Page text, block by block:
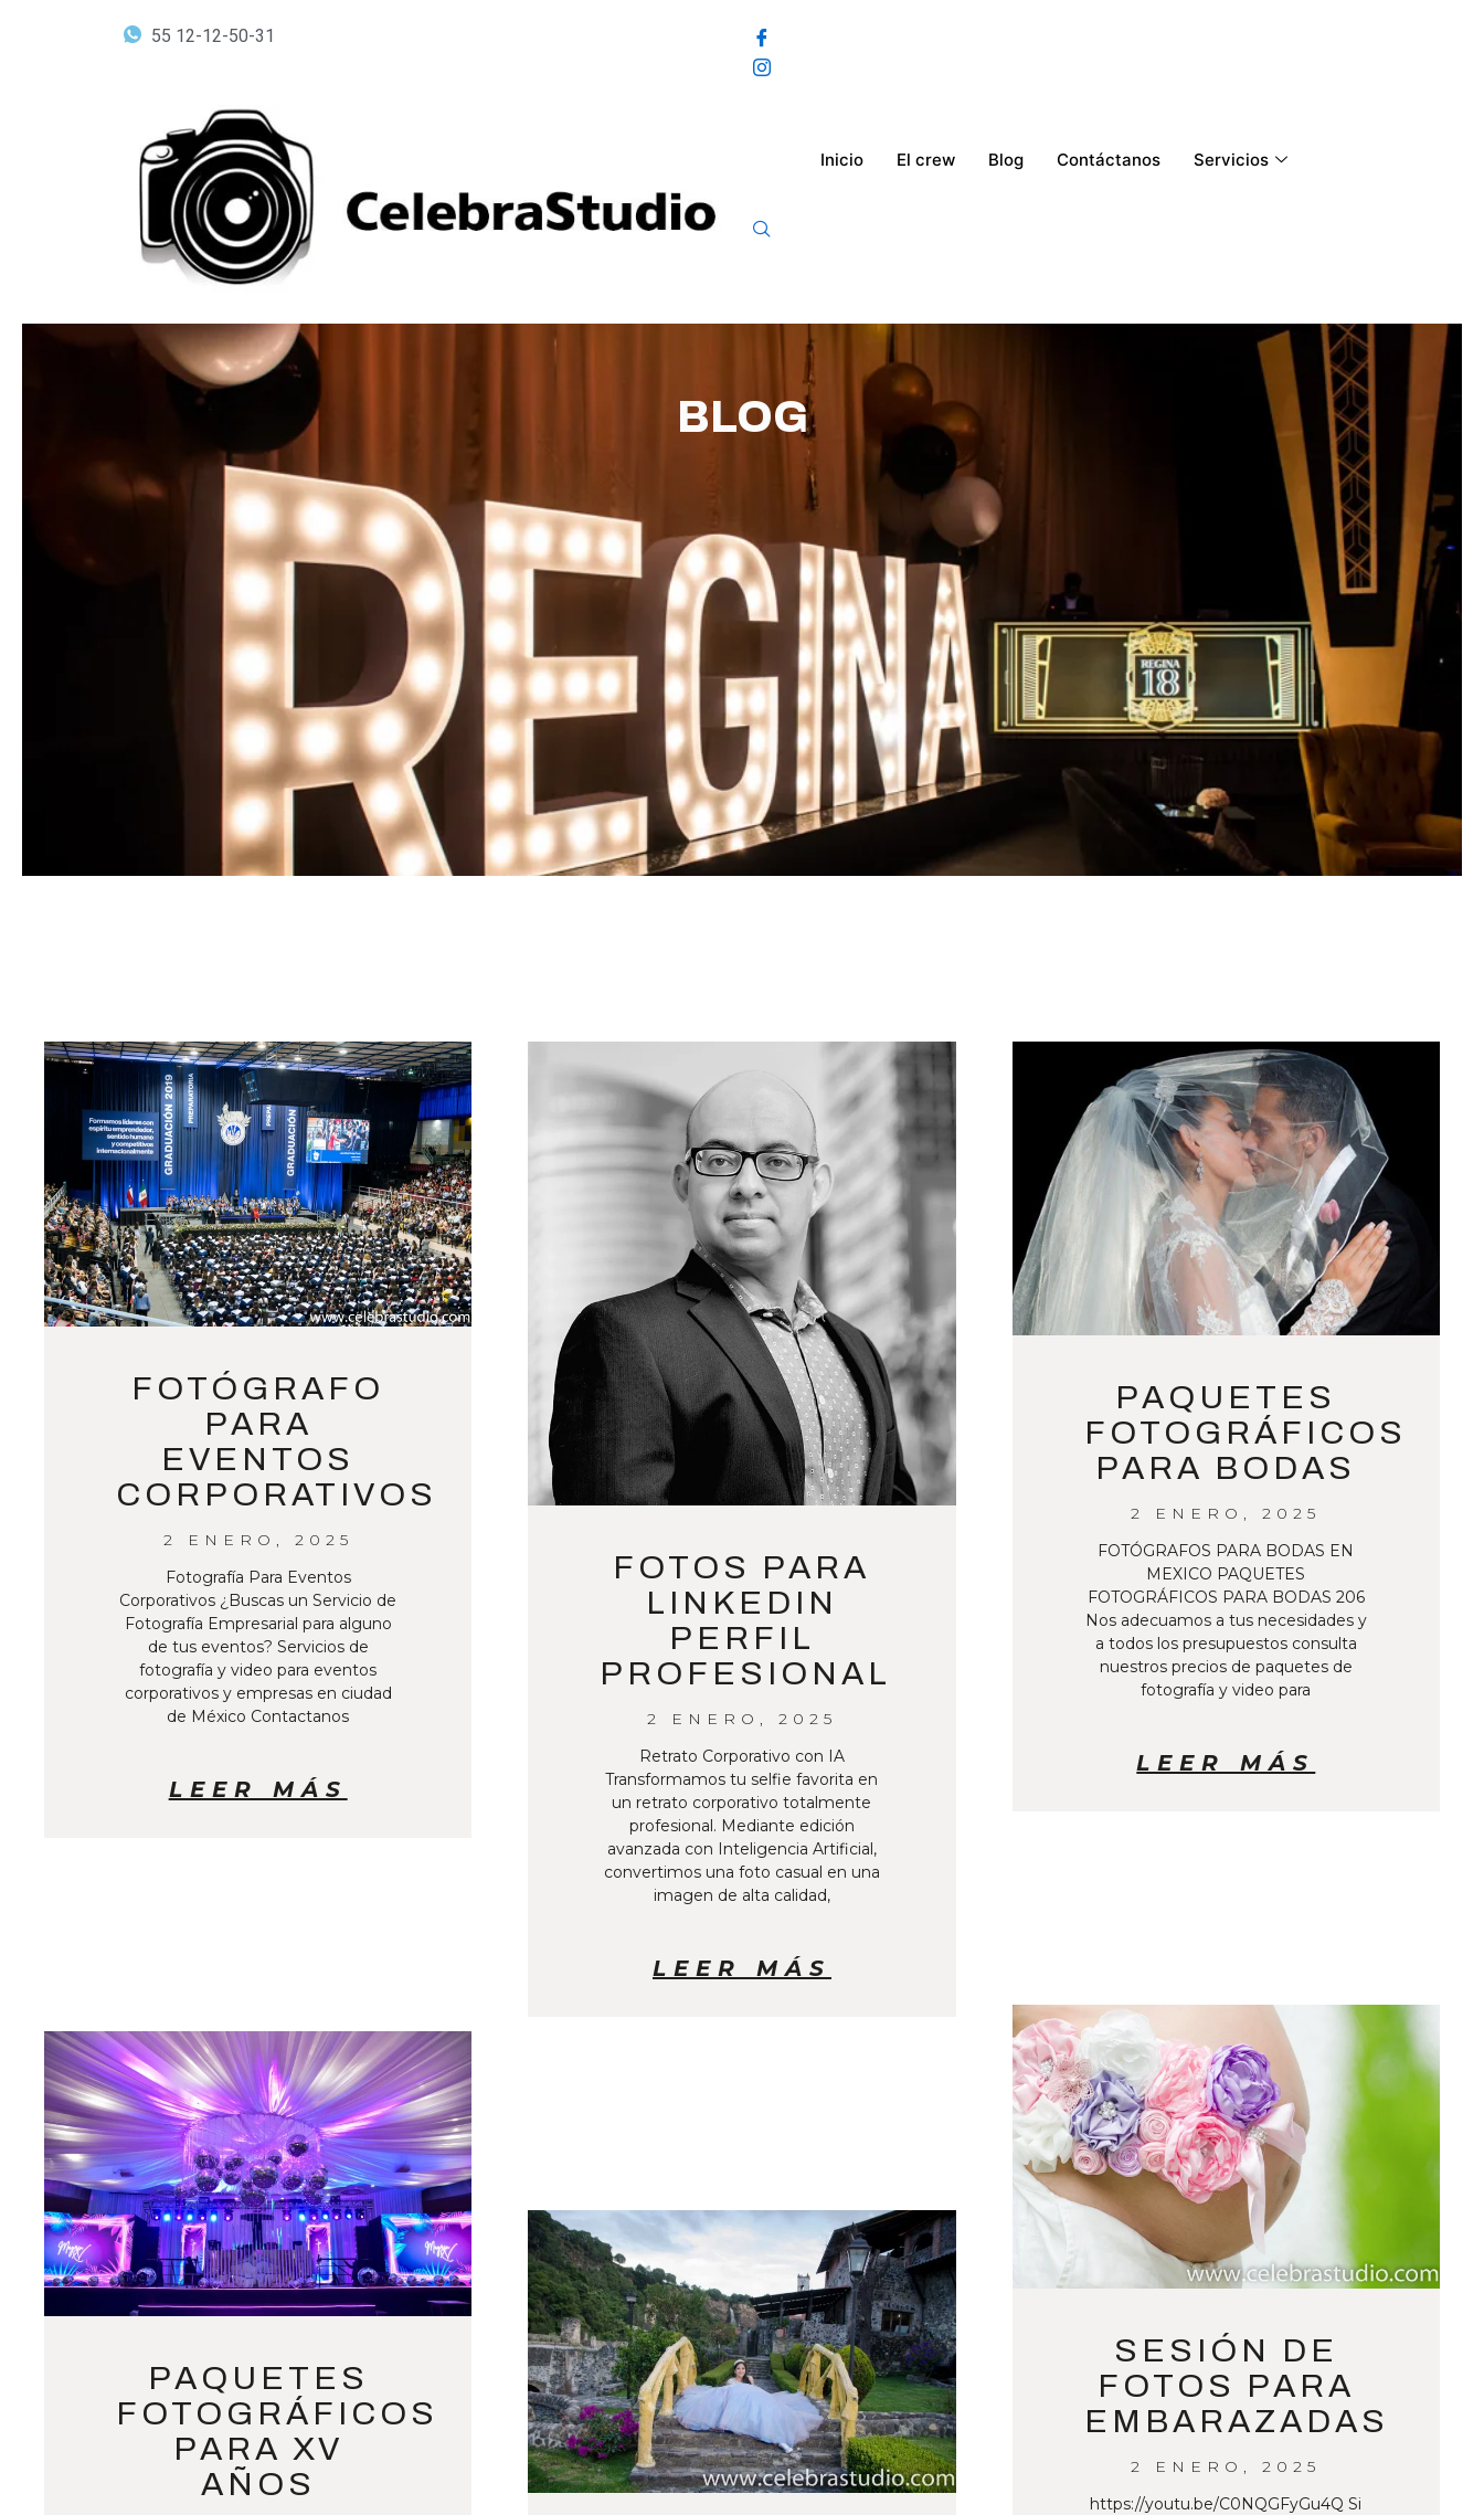
55 12-12-50-31
Inicio El crew Blog Contáctanos Servicios
BLOG
FOTÓGRAFO
PARA
EVENTOS
CORPORATIVOS
2 ENERO, 2025
Fotografía Para Eventos
Corporativos ¿Buscas un Servicio de
Fotografía Empresarial para alguno
de tus eventos? Servicios de
fotografía y video para eventos
corporativos y empresas en ciudad
de México Contactanos
LEER MÁS
FOTOS PARA
LINKEDIN
PERFIL
PROFESIONAL
2 ENERO, 2025
Retrato Corporativo con IA
Transformamos tu selfie favorita en
un retrato corporativo totalmente
profesional. Mediante edición
avanzada con Inteligencia Artificial,
convertimos una foto casual en una
imagen de alta calidad,
LEER MÁS
PAQUETES
FOTOGRÁFICOS
PARA BODAS
2 ENERO, 2025
FOTÓGRAFOS PARA BODAS EN
MEXICO PAQUETES
FOTOGRÁFICOS PARA BODAS 206
Nos adecuamos a tus necesidades y
a todos los presupuestos consulta
nuestros precios de paquetes de
fotografía y video para
LEER MÁS
PAQUETES
FOTOGRÁFICOS
PARA XV
AÑOS
SESIÓN DE
FOTOS PARA
EMBARAZADAS
2 ENERO, 2025
https://youtu.be/C0NQGFyGu4Q Si